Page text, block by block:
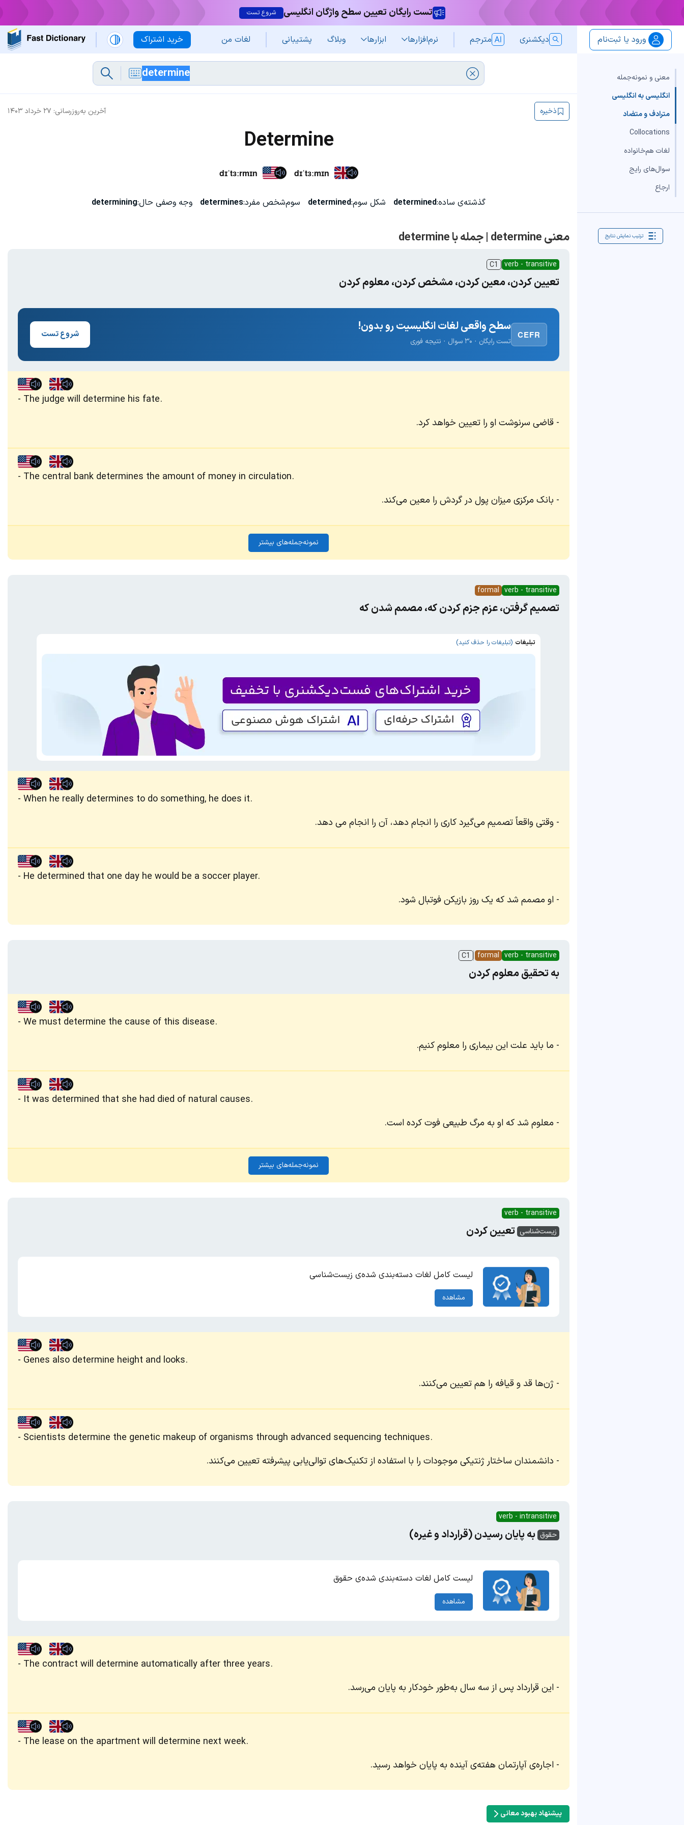
تست رایگان تعیین سطح واژگان انگلیسی شروع تست
خرید اشتراک ورود یا ثبت‌نام دیکشنری مترجم نرم‌افزار‌ها ابزارها وبلاگ پشتیبانی لغات من
معنی و نمونه‌جمله
انگلیسی به انگلیسی
مترادف و متضاد
Collocations
لغات هم‌خانواده
سوال‌های رایج
ارجاع
ترتیب نمایش نتایج
آخرین به‌روزرسانی: ۲۷ خرداد ۱۴۰۳ ذخیره
Determine
dɪˈtɜːrmɪn dɪˈtɜːmɪn
گذشته‌ی ساده:determined شکل سوم:determined سوم‌شخص مفرد:determines وجه وصفی حال:determining
معنی determine | جمله با determine
verb - transitive
C1
تعیین کردن، معین کردن، مشخص کردن، معلوم کردن
CEFR
سطح واقعی لغات انگلیسیت رو بدون!
تست رایگان · ۳۰ سوال · نتیجه فوری
شروع تست
The judge will determine his fate.
قاضی سرنوشت او را تعیین خواهد کرد.
The central bank determines the amount of money in circulation.
بانک مرکزی میزان پول در گردش را معین می‌کند.
نمونه‌جمله‌های بیشتر
verb - transitive
formal
تصمیم گرفتن، عزم جزم کردن که، مصمم شدن که
تبلیغات (تبلیغات را حذف کنید)
When he really determines to do something, he does it.
وقتی واقعاً تصمیم می‌گیرد کاری را انجام دهد، آن را انجام می دهد.
He determined that one day he would be a soccer player.
او مصمم شد که یک روز بازیکن فوتبال شود.
verb - transitive
formal
C1
به تحقیق معلوم کردن
We must determine the cause of this disease.
ما باید علت این بیماری را معلوم کنیم.
It was determined that she had died of natural causes.
معلوم شد که او به مرگ طبیعی فوت کرده است.
نمونه‌جمله‌های بیشتر
verb - transitive
زیست‌شناسی تعیین کردن
لیست کامل لغات دسته‌بندی شده‌ی زیست‌شناسی
مشاهده
Genes also determine height and looks.
ژن‌ها قد و قیافه را هم تعیین می‌کنند.
Scientists determine the genetic makeup of organisms through advanced sequencing techniques.
دانشمندان ساختار ژنتیکی موجودات را با استفاده از تکنیک‌های توالی‌یابی پیشرفته تعیین می‌کنند.
verb - intransitive
حقوق به پایان رسیدن (قرارداد و غیره)
لیست کامل لغات دسته‌بندی شده‌ی حقوق
مشاهده
The contract will determine automatically after three years.
این قرارداد پس از سه سال به‌طور خودکار به پایان می‌رسد.
The lease on the apartment will determine next week.
اجاره‌ی آپارتمان هفته‌ی آینده به پایان خواهد رسید.
پیشنهاد بهبود معانی